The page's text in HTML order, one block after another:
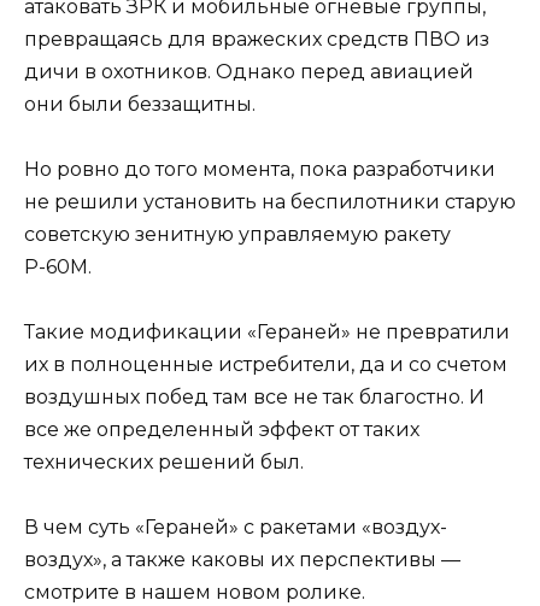
атаковать ЗРК и мобильные огневые группы,
превращаясь для вражеских средств ПВО из
дичи в охотников. Однако перед авиацией
они были беззащитны.
Но ровно до того момента, пока разработчики
не решили установить на беспилотники старую
советскую зенитную управляемую ракету
Р-60М.
Такие модификации «Гераней» не превратили
их в полноценные истребители, да и со счетом
воздушных побед там все не так благостно. И
все же определенный эффект от таких
технических решений был.
В чем суть «Гераней» с ракетами «воздух-
воздух», а также каковы их перспективы —
смотрите в нашем новом ролике.